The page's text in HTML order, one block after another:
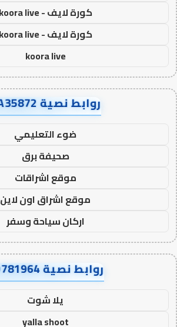
كورة لايف - koora live
كورة لايف - koora live
koora live
روابط نصية AA35872
ضوء التعليمي
صحيفة برق
موقع اشراقات
موقع اشراق اون لاين
اركان سياحة وسفر
روابط نصية FD781964
يلا شوت
yalla shoot